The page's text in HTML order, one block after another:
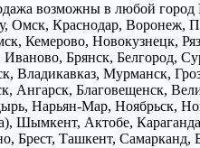
возможны в любой
Омск, Краснодар, Воронеж,
Кемерово, Новокузнецк,
Иваново, Брянск, Белгород,
Владикавказ, Мурманск,
Ангарск, Благовещенск,
Нарьян-Мар, Ноябрьск,
Шымкент, Актобе,
Брест, Ташкент,